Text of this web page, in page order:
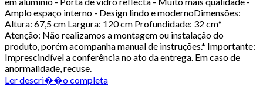
Amplo espaço interno - Design lindo e modernoDimensões:
Altura: 67,5 cm Largura: 120 cm Profundidade: 32 cm*
Atenção: Não realizamos a montagem ou instalação do
produto, porém acompanha manual de instruções.* Importante:
Imprescindível a conferência no ato da entrega. Em caso de
anormalidade, recuse.
Ler descri��o completa